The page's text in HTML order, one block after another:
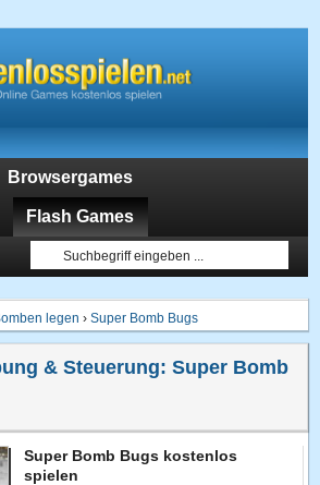
Browsergames
Flash Games
legen ›Super Bomb Bugs
& Steuerung:Super Bomb
Super Bomb Bugs kostenlos
spielen